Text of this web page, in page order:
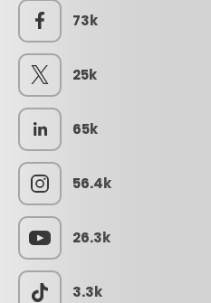
73k
25k
65k
56.4k
26.3k
3.3k